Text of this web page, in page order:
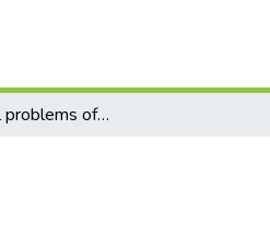
Environmental problems of Italy